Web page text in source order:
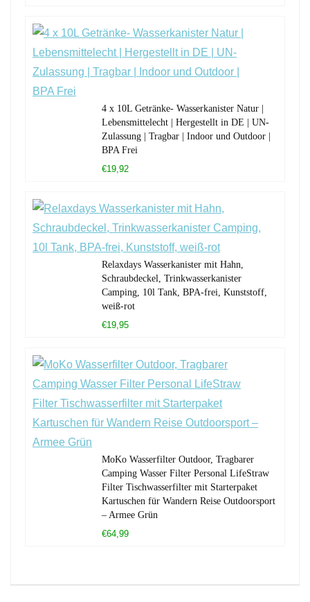
4 x 10L Getränke- Wasserkanister Natur |
Lebensmittelecht | Hergestellt in DE | UN-
Zulassung | Tragbar | Indoor und Outdoor |
BPA Frei
€19,92
Relaxdays Wasserkanister mit Hahn,
Schraubdeckel, Trinkwasserkanister
Camping, 10l Tank, BPA-frei, Kunststoff,
weiß-rot
€19,95
MoKo Wasserfilter Outdoor, Tragbarer
Camping Wasser Filter Personal LifeStraw
Filter Tischwasserfilter mit Starterpaket
Kartuschen für Wandern Reise Outdoorsport
– Armee Grün
€64,99